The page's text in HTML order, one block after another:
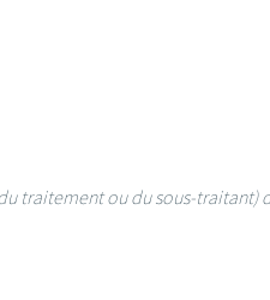
traitement ou du sous-